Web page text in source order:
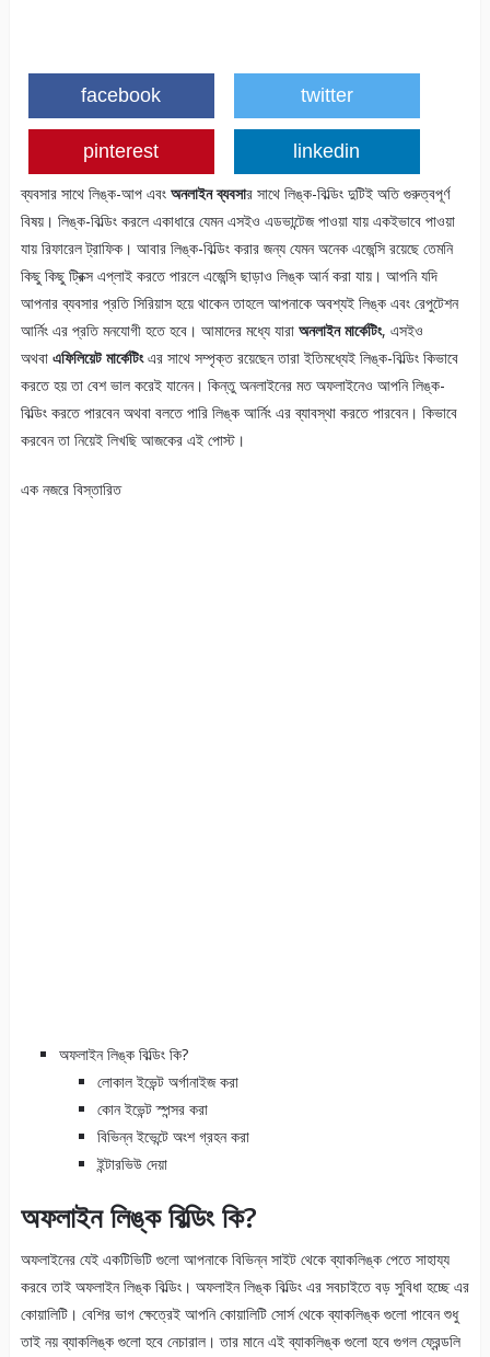
facebook twitter
pinterest linkedin
ব্যবসার সাথে লিঙ্ক-আপ এবং অনলাইন ব্যবসার সাথে লিঙ্ক-বিল্ডিং দুটিই অতি গুরুত্বপূর্ণ
বিষয়। লিঙ্ক-বিল্ডিং করলে একাধারে যেমন এসইও এডভান্টেজ পাওয়া যায় একইভাবে পাওয়া
যায় রিফারেল ট্রাফিক। আবার লিঙ্ক-বিল্ডিং করার জন্য যেমন অনেক এজেন্সি রয়েছে তেমনি
কিছু কিছু ট্রিক্স এপ্লাই করতে পারলে এজেন্সি ছাড়াও লিঙ্ক আর্ন করা যায়। আপনি যদি
আপনার ব্যবসার প্রতি সিরিয়াস হয়ে থাকেন তাহলে আপনাকে অবশ্যই লিঙ্ক এবং রেপুটেশন
আর্নিং এর প্রতি মনযোগী হতে হবে। আমাদের মধ্যে যারা অনলাইন মার্কেটিং, এসইও
অথবা এফিলিয়েট মার্কেটিংএর সাথে সম্পৃক্ত রয়েছেন তারা ইতিমধ্যেই লিঙ্ক-বিল্ডিং কিভাবে
করতে হয় তা বেশ ভাল করেই যানেন। কিন্তু অনলাইনের মত অফলাইনেও আপনি লিঙ্ক-
বিল্ডিং করতে পারবেন অথবা বলতে পারি লিঙ্ক আর্নিং এর ব্যাবস্থা করতে পারবেন। কিভাবে
করবেন তা নিয়েই লিখছি আজকের এই পোস্ট।
এক নজরে বিস্তারিত
অফলাইন লিঙ্ক বিল্ডিং কি?
লোকাল ইভেন্ট অর্গানাইজ করা
কোন ইভেন্ট স্পন্সর করা
বিভিন্ন ইভেন্টে অংশ গ্রহন করা
ইন্টারভিউ দেয়া
অফলাইন লিঙ্ক বিল্ডিং কি?
অফলাইনের যেই একটিভিটি গুলো আপনাকে বিভিন্ন সাইট থেকে ব্যাকলিঙ্ক পেতে সাহায্য
করবে তাই অফলাইন লিঙ্ক বিল্ডিং। অফলাইন লিঙ্ক বিল্ডিং এর সবচাইতে বড় সুবিধা হচ্ছে এর
কোয়ালিটি। বেশির ভাগ ক্ষেত্রেই আপনি কোয়ালিটি সোর্স থেকে ব্যাকলিঙ্ক গুলো পাবেন শুধু
তাই নয় ব্যাকলিঙ্ক গুলো হবে নেচারাল। তার মানে এই ব্যাকলিঙ্ক গুলো হবে গুগল ফ্রেন্ডলি